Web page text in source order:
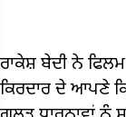
ਰਾਕੇਸ਼ ਬੇਦੀ ਨੇ
ਕਿਰਦਾਰ ਦੇ ਆਪਣੇ